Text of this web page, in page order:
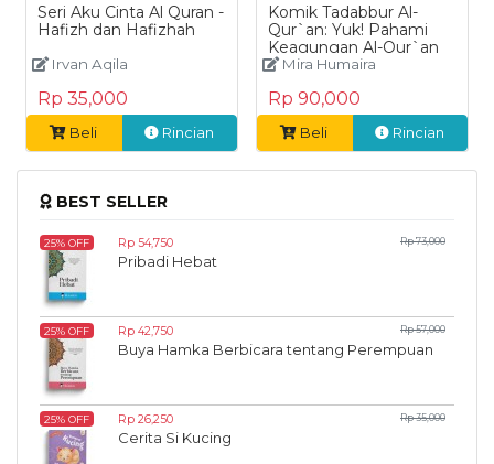
Seri Aku Cinta Al Quran -
Hafizh dan Hafizhah
Irvan Aqila
Rp 35,000
Beli Rincian
Komik Tadabbur Al-
Qur`an: Yuk! Pahami
Keagungan Al-Qur`an
Sedari Kecil
Mira Humaira
Rp 90,000
Beli Rincian
BEST SELLER
25% OFF Rp 54,750 Rp 73,000
Pribadi Hebat
25% OFF Rp 42,750 Rp 57,000
Buya Hamka Berbicara tentang Perempuan
25% OFF Rp 26,250 Rp 35,000
Cerita Si Kucing